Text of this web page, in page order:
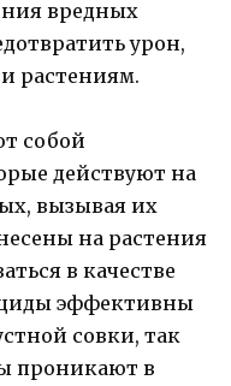
вредных
урон,
растениям.
собой
действуют на
вызывая их
на растения
в качестве
эффективны
совки, так
проникают в